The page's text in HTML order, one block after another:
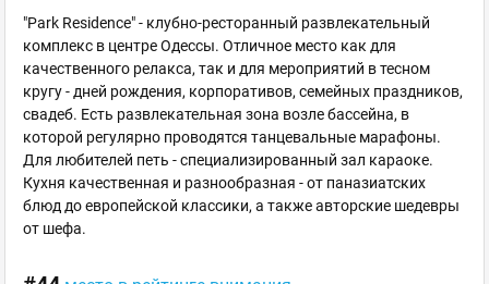
"Park Residence" - клубно-ресторанный развлекательный
комплекс в центре Одессы. Отличное место как для
качественного релакса, так и для мероприятий в тесном
кругу - дней рождения, корпоративов, семейных праздников,
свадеб. Есть развлекательная зона возле бассейна, в
которой регулярно проводятся танцевальные марафоны.
Для любителей петь - специализированный зал караоке.
Кухня качественная и разнообразная - от паназиатских
блюд до европейской классики, а также авторские шедевры
от шефа.